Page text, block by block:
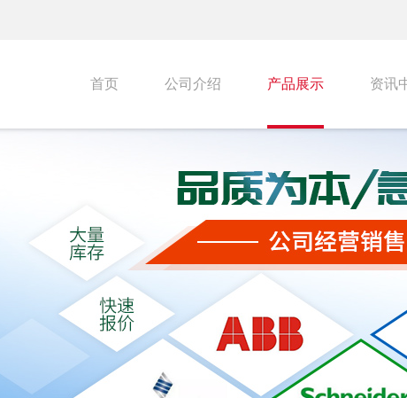
首页 公司介绍 产品展示 资讯